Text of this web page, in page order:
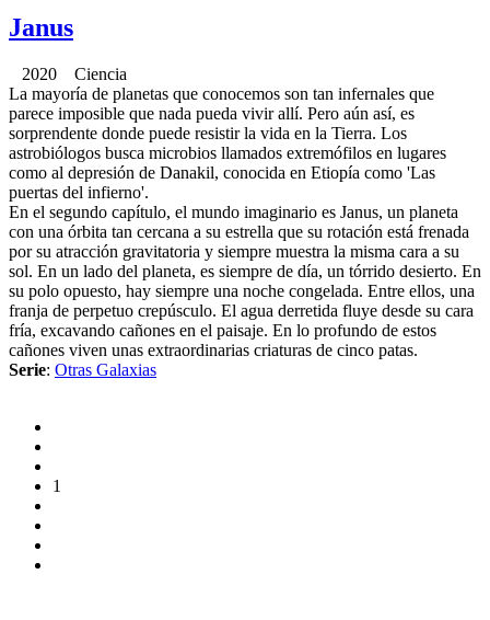
Janus
2020 Ciencia
La mayoría de planetas que conocemos son tan infernales que
parece imposible que nada pueda vivir allí. Pero aún así, es
sorprendente donde puede resistir la vida en la Tierra. Los
astrobiólogos busca microbios llamados extremófilos en lugares
como al depresión de Danakil, conocida en Etiopía como 'Las
puertas del infierno'.
En el segundo capítulo, el mundo imaginario es Janus, un planeta
con una órbita tan cercana a su estrella que su rotación está frenada
por su atracción gravitatoria y siempre muestra la misma cara a su
sol. En un lado del planeta, es siempre de día, un tórrido desierto. En
su polo opuesto, hay siempre una noche congelada. Entre ellos, una
franja de perpetuo crepúsculo. El agua derretida fluye desde su cara
fría, excavando cañones en el paisaje. En lo profundo de estos
cañones viven unas extraordinarias criaturas de cinco patas.
Serie: Otras Galaxias
1